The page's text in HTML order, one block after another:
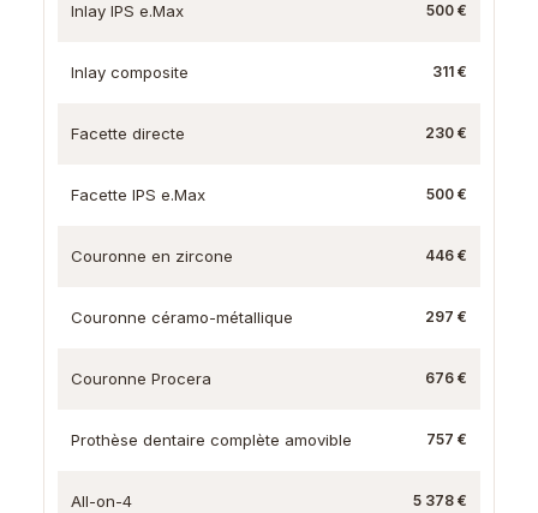
Inlay IPS e.Max 500 €
Inlay composite 311 €
Facette directe 230 €
Facette IPS e.Max 500 €
Couronne en zircone 446 €
Couronne céramo-métallique 297 €
Couronne Procera 676 €
Prothèse dentaire complète amovible 757 €
All-on-4 5 378 €